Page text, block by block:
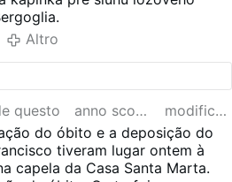
giftige Medizin schmecken. Das
gewendet.
hat man dem Ex-Papst
Gewänder, das päpstliche
und ihm einfache
ob Bischof Bergoglio
einer Nacht-und-Nebel-Action
zur Hintertür des
gebracht werden wird?
Altro
questo anno scorso
modificato
do óbito e a deposição do
tiveram lugar ontem à
capela da Casa Santa Marta.